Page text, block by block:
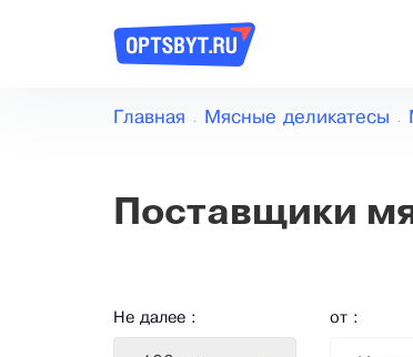
Главная Мясные деликатесы
Поставщики
Не далее : от :